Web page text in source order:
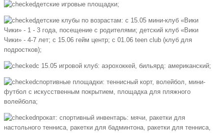
детские игровые площадки;
детские клубы по возрастам: с 15.05 мини-клуб «Вики
Чики» - 1 - 3 года, посещение с родителями; детский клуб «Вики
Чики» - 4-7 лет; с 15.06 гейм центр; с 01.06 teen club (клуб для
подростков);
с 15.05 игровой клуб: аэрохоккей, бильярд: американский;
спортивные площадки: теннисный корт, волейбол, мини-
футбол с искусственным покрытием, площадка для пляжного
волейбола;
прокат: спортивный инвентарь: мячи, ракетки для
настольного тенниса, ракетки для бадминтона, ракетки для тенниса,